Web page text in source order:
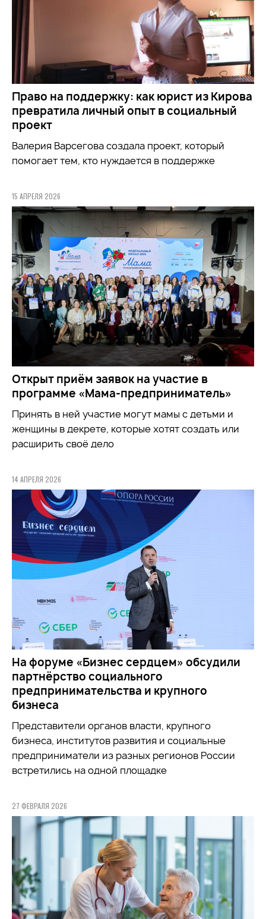
Право на поддержку: как юрист из Кирова
превратила личный опыт в социальный
проект
Валерия Варсегова создала проект, который
помогает тем, кто нуждается в поддержке
15 АПРЕЛЯ 2026
Открыт приём заявок на участие в
программе «Мама-предприниматель»
Принять в ней участие могут мамы с детьми и
женщины в декрете, которые хотят создать или
расширить своё дело
14 АПРЕЛЯ 2026
На форуме «Бизнес сердцем» обсудили
партнёрство социального
предпринимательства и крупного
бизнеса
Представители органов власти, крупного
бизнеса, институтов развития и социальные
предприниматели из разных регионов России
встретились на одной площадке
27 ФЕВРАЛЯ 2026